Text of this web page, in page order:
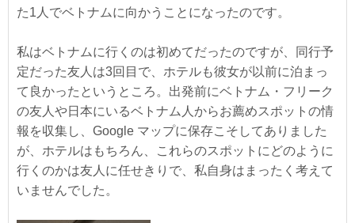
た1人でベトナムに向かうことになったのです。
私はベトナムに行くのは初めてだったのですが、同行予
定だった友人は3回目で、ホテルも彼女が以前に泊まっ
て良かったというところ。出発前にベトナム・フリーク
の友人や日本にいるベトナム人からお薦めスポットの情
報を収集し、Google マップに保存こそしてありました
が、ホテルはもちろん、これらのスポットにどのように
行くのかは友人に任せきりで、私自身はまったく考えて
いませんでした。